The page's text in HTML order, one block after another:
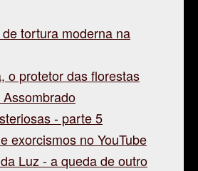
tortura moderna na
o protetor das florestas
- parte 5
exorcismos no YouTube
Luz - a queda de outro